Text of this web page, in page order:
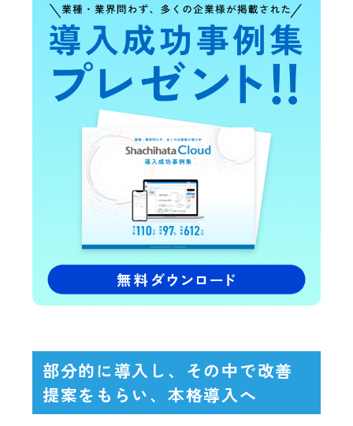
部分的に導入し、その中で改善
提案をもらい、本格導入へ